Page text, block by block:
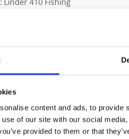
content and ads, to
of our site with our social
provided to them or that